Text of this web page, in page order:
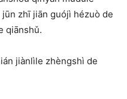
zhī jiān guójì hézuò de
qiānshǔ.
jiànlìle zhèngshì de